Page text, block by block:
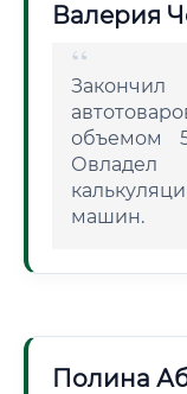
Валерия
объемом
машин.
Полина